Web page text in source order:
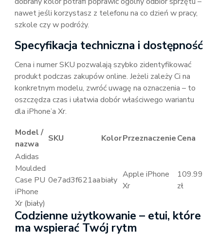
nawet jeśli korzystasz z telefonu na co dzień w pracy,
szkole czy w podróży.
Specyfikacja techniczna i dostępność
Cena i numer SKU pozwalają szybko zidentyfikować
produkt podczas zakupów online. Jeżeli zależy Ci na
konkretnym modelu, zwróć uwagę na oznaczenia – to
oszczędza czas i ułatwia dobór właściwego wariantu
dla iPhone’a Xr.
Model /
nazwa
SKU KolorPrzeznaczenieCena
Adidas
Moulded
Case PU
iPhone
Xr (biały)
0e7ad3f621aabiały
Apple iPhone
Xr
109.99
zł
Codzienne użytkowanie – etui, które
ma wspierać Twój rytm